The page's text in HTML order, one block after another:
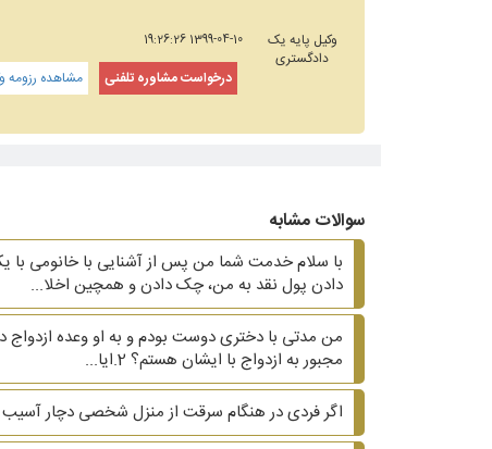
وکیل پایه یک
دادگستری
1399-04-10 19:26:26
درخواست مشاوره تلفنی مشاهده رزومه
سوالات مشابه
با سلام خدمت شما من پس از آشنایی با خانومی با
دادن پول نقد به من، چک دادن و همچین اخلا...
مجبور به ازدواج با ایشان هستم؟ 2.ایا...
اگر فردی در هنگام سرقت از منزل شخصی دچار